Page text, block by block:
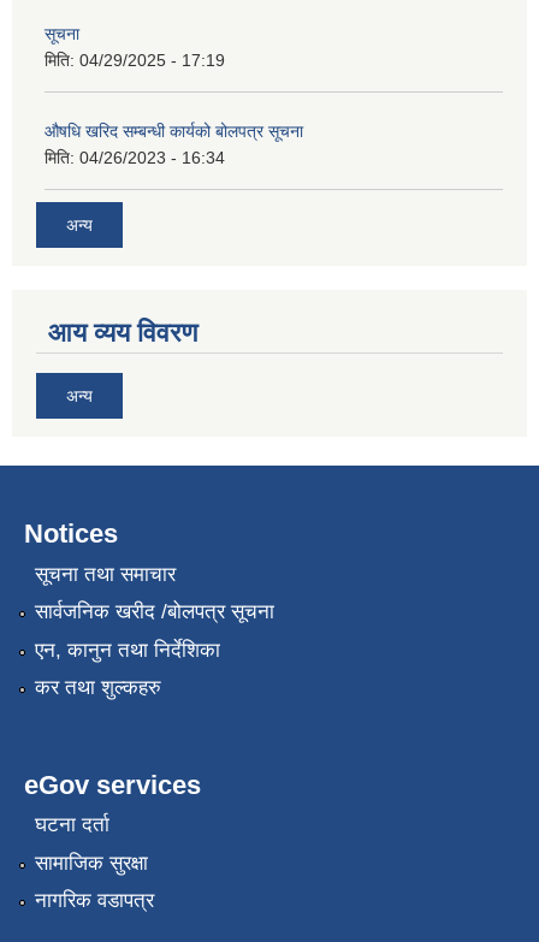
सूचना
मिति: 04/29/2025 - 17:19
औषधि खरिद सम्बन्धी कार्यको बोलपत्र सूचना
मिति: 04/26/2023 - 16:34
अन्य
आय व्यय विवरण
अन्य
Notices
सूचना तथा समाचार
सार्वजनिक खरीद /बोलपत्र सूचना
एन, कानुन तथा निर्देशिका
कर तथा शुल्कहरु
eGov services
घटना दर्ता
सामाजिक सुरक्षा
नागरिक वडापत्र